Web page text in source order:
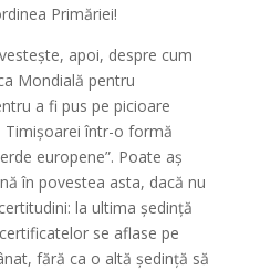
Primăriei!
apoi, despre cum
Mondială pentru
a fi pus pe picioare
într-o formă
europene”. Poate aș
în povestea asta, dacă nu
la ultima ședință
se aflase pe
fără ca o altă ședință să